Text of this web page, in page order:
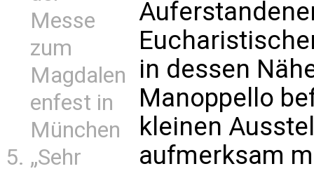
Messe
zum
Magdalen
enfest in
München
„Sehr
in dessen
Manoppello
kleinen
aufmerksam